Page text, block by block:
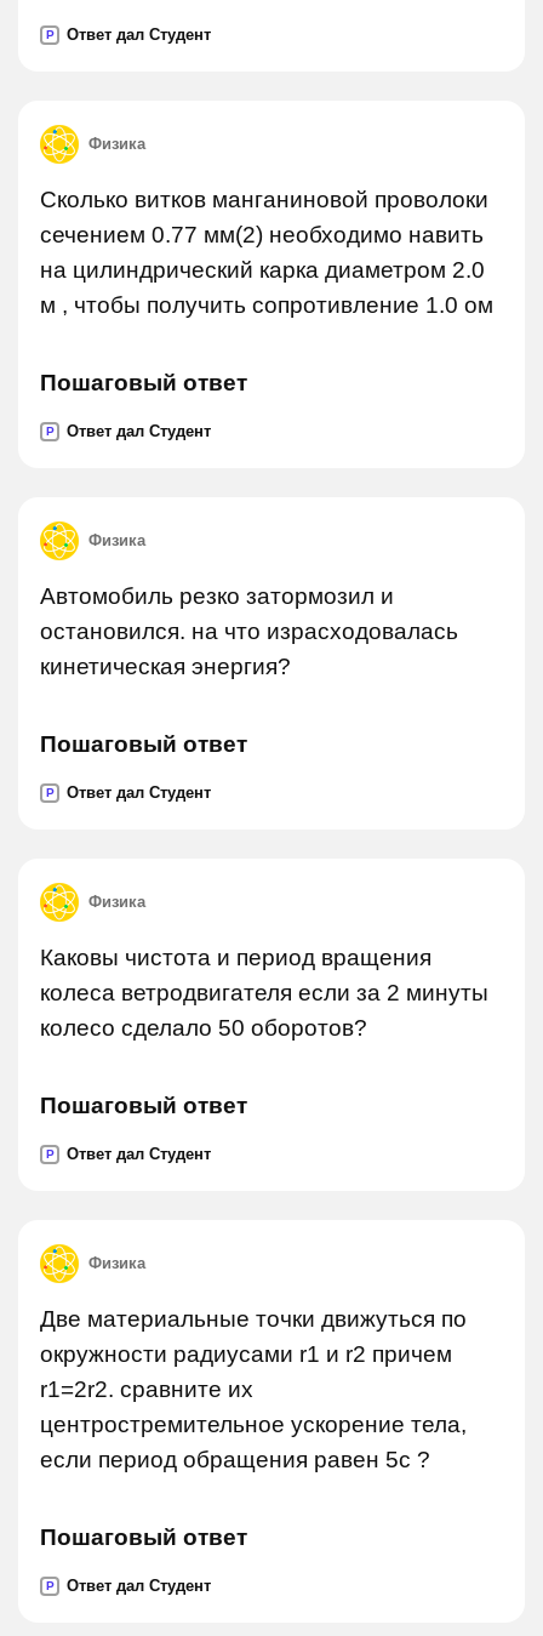
P Ответ дал Студент
Физика
Сколько витков манганиновой проволоки
сечением 0.77 мм(2) необходимо навить
на цилиндрический карка диаметром 2.0
м , чтобы получить сопротивление 1.0 ом
Пошаговый ответ
P Ответ дал Студент
Физика
Автомобиль резко затормозил и
остановился. на что израсходовалась
кинетическая энергия?
Пошаговый ответ
P Ответ дал Студент
Физика
Каковы чистота и период вращения
колеса ветродвигателя если за 2 минуты
колесо сделало 50 оборотов?
Пошаговый ответ
P Ответ дал Студент
Физика
Две материальные точки движуться по
окружности радиусами r1 и r2 причем
r1=2r2. сравните их
центростремительное ускорение тела,
если период обращения равен 5с ?
Пошаговый ответ
P Ответ дал Студент